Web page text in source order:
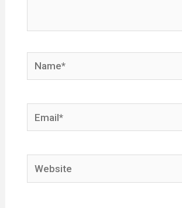
Name*
Email*
Website